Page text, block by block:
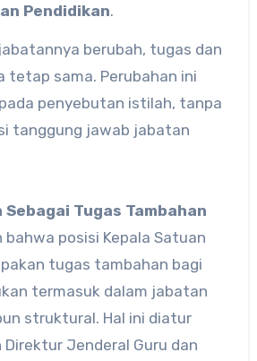
Pendidikan.
berubah, tugas dan
tetap sama. Perubahan ini
penyebutan istilah, tanpa
tanggung jawab jabatan
Sebagai Tugas Tambahan
posisi Kepala Satuan
tugas tambahan bagi
termasuk dalam jabatan
struktural. Hal ini diatur
Jenderal Guru dan